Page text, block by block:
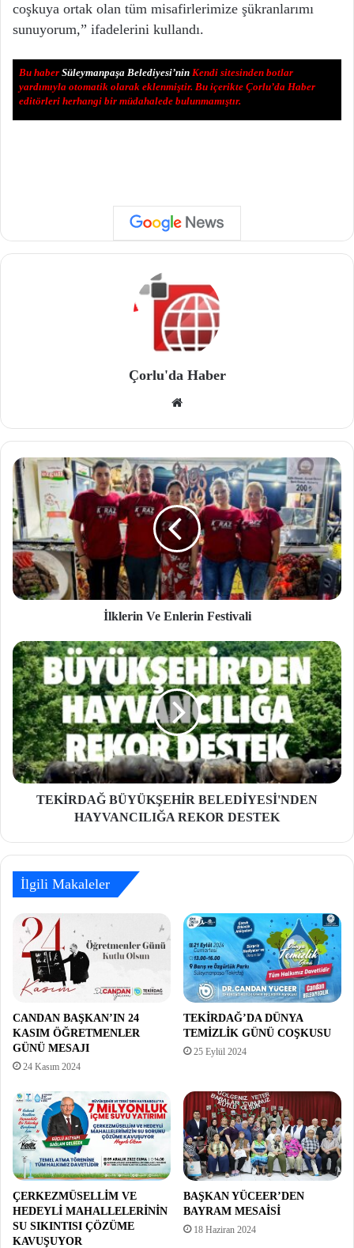
coşkuya ortak olan tüm misafirlerimize şükranlarımı
sunuyorum,” ifadelerini kullandı.
Bu haberSüleymanpaşa Belediyesi’nin Kendi sitesinden botlar
yardımıyla otomatik olarak eklenmiştir. Bu içerikte Çorlu’da Haber
editörleri herhangi bir müdahalede bulunmamıştır.
Çorlu'da Haber
site
si
İlklerin Ve Enlerin Festivali
TEKİRDAĞ BÜYÜKŞEHİR BELEDİYESİ'NDEN
HAYVANCILIĞA REKOR DESTEK
İlgili Makaleler
CANDAN BAŞKAN’IN 24
KASIM ÖĞRETMENLER
GÜNÜ MESAJI
24 Kasım 2024
TEKİRDAĞ’DA DÜNYA
TEMİZLİK GÜNÜ COŞKUSU
25 Eylül 2024
ÇERKEZMÜSELLİM VE
HEDEYLİ MAHALLELERİNİN
SU SIKINTISI ÇÖZÜME
KAVUŞUYOR
BAŞKAN YÜCEER’DEN
BAYRAM MESAİSİ
18 Haziran 2024